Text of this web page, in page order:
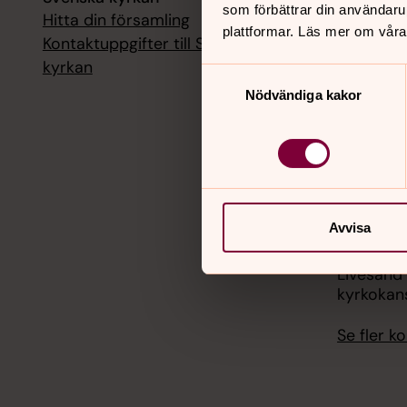
som förbättrar din
plattformar. Läs mer om
Nödvändiga kakor
Avvisa
Hitta din församling
Kontaktuppgifter till Svenska
kyrkan
1
Se fler